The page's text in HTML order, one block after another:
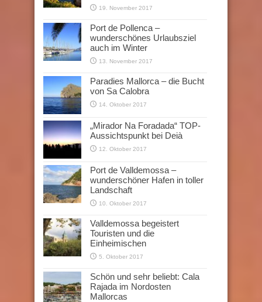
19. November 2017
Port de Pollenca –
wunderschönes Urlaubsziel
auch im Winter
13. November 2017
Paradies Mallorca – die Bucht
von Sa Calobra
14. Oktober 2017
„Mirador Na Foradada“ TOP-
Aussichtspunkt bei Deià
12. Oktober 2017
Port de Valldemossa –
wunderschöner Hafen in toller
Landschaft
10. Oktober 2017
Valldemossa begeistert
Touristen und die
Einheimischen
5. Oktober 2017
Schön und sehr beliebt: Cala
Rajada im Nordosten
Mallorcas